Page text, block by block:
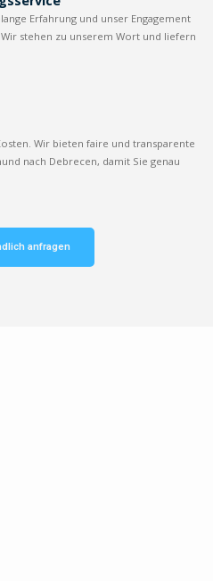
Erfahrung und unser Engagement
stehen zu unserem Wort und liefern
Wir bieten faire und transparente
nach Debrecen, damit Sie genau
anfragen